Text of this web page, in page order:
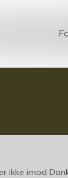
ikke imod